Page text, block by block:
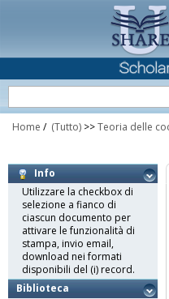
Home / (Tutto) >>Teoria delle
Info
Utilizzare la checkbox di
selezione a fianco di
ciascun documento per
attivare le funzionalità di
stampa, invio email,
download nei formati
disponibili del (i) record.
Biblioteca